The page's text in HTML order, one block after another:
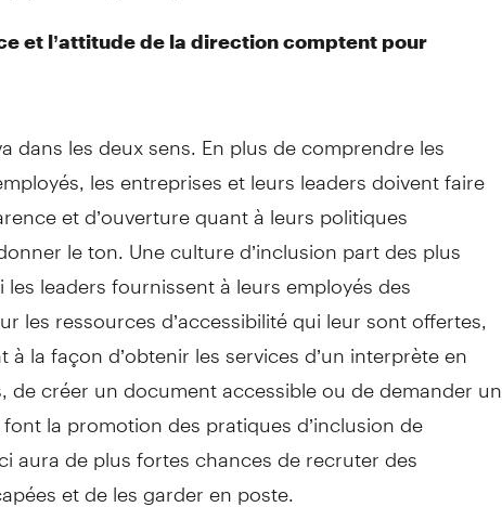
et l’attitude de la direction comptent pour
dans les deux sens. En plus de comprendre les
les entreprises et leurs leaders doivent faire
et d’ouverture quant à leurs politiques
le ton. Une culture d’inclusion part des plus
leaders fournissent à leurs employés des
les ressources d’accessibilité qui leur sont offertes,
la façon d’obtenir les services d’un interprète en
de créer un document accessible ou de demander un
la promotion des pratiques d’inclusion de
aura de plus fortes chances de recruter des
et de les garder en poste.